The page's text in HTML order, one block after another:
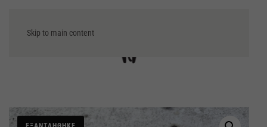
Skip to main content